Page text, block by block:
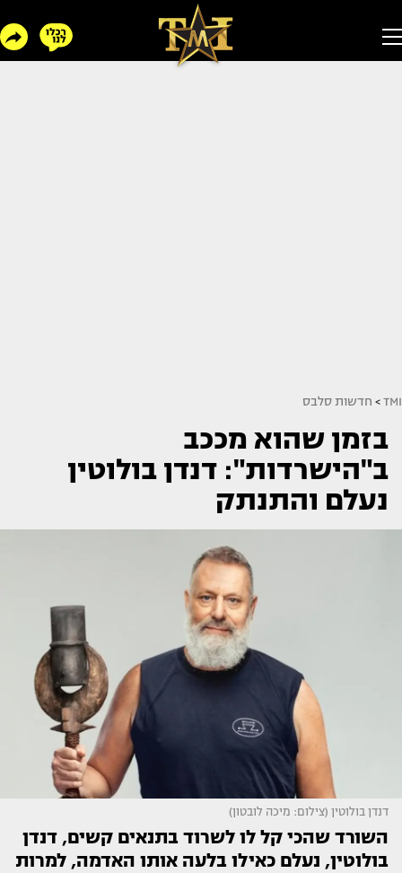
TMI
> חדשות סלבס
בזמן שהוא מככב
ב"הישרדות": דנדן בולוטין
נעלם והתנתק
דנדן בולוטין (צילום: מיכה לובטון)
השורד שהכי קל לו לשרוד בתנאים קשים, דנדן
בולוטין, נעלם כאילו בלעה אותו האדמה, למרות